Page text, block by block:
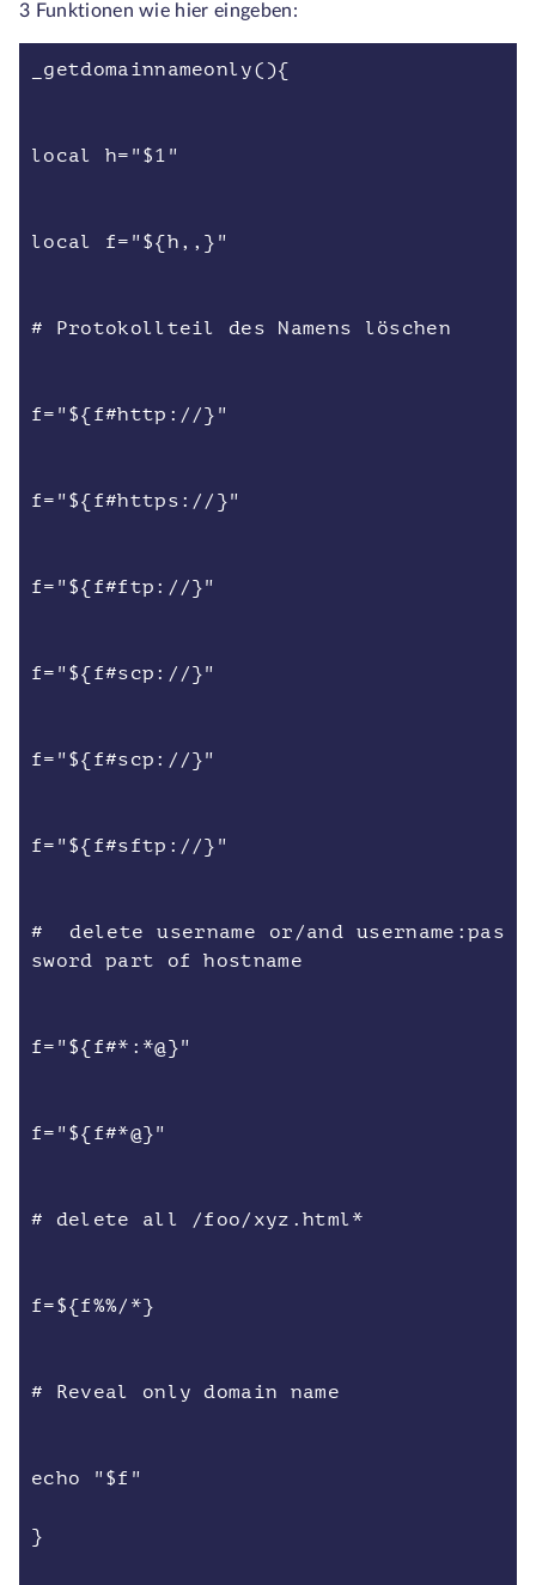
3 Funktionen wie hier eingeben:
_getdomainnameonly(){
local h="$1"
local f="${h,,}"
# Protokollteil des Namens löschen
f="${f#http://}"
f="${f#https://}"
f="${f#ftp://}"
f="${f#scp://}"
f="${f#scp://}"
f="${f#sftp://}"
# delete username or/and username:pas
sword part of hostname
f="${f#*:*@}"
f="${f#*@}"
# delete all /foo/xyz.html*
f=${f%%/*}
# Reveal only domain name
echo "$f"
}